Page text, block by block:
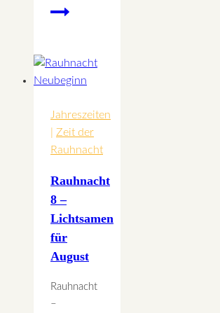
Last
Jahreszeiten
Zeit der
Rauhnacht
Rauhnacht
8 –
Lichtsamen
für
August
Rauhnacht
–